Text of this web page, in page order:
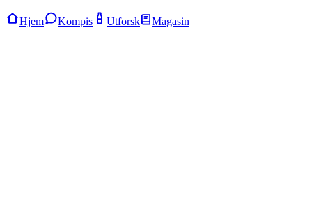
Hjem Kompis Utforsk Magasin